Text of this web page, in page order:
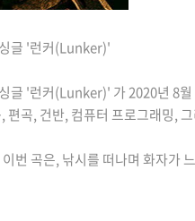
글 '런커(Lunker)'
글 '런커(Lunker)' 가 2020년 8
편곡, 건반, 컴퓨터 프로그래밍,
번 곡은, 낚시를 떠나며 화자가